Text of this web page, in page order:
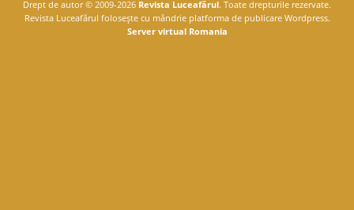
Drept de autor © 2009-2026 Revista Luceafărul. Toate drepturile rezervate.
Revista Luceafărul foloseşte cu mândrie platforma de publicare Wordpress.
Server virtual Romania